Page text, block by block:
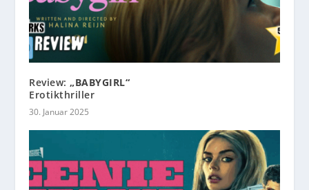
Review:„BABYGIRL“
Erotikthriller
30. Januar 2025